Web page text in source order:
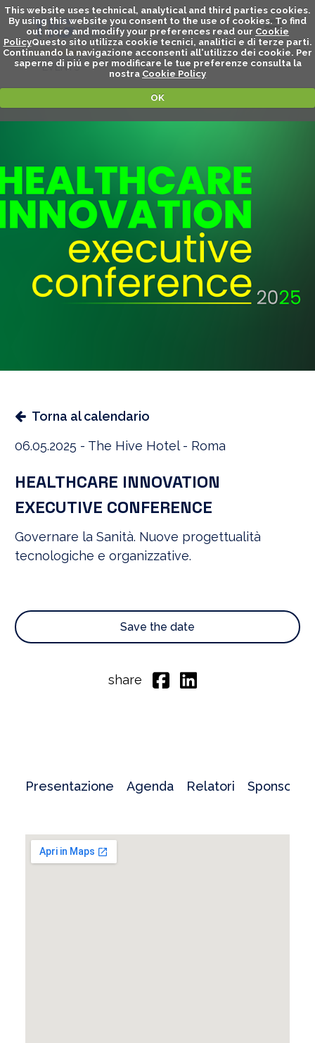
This website uses technical, analytical and third parties cookies.
By using this website you consent to the use of cookies. To find
out more and modify your preferences read our Cookie
PolicyQuesto sito utilizza cookie tecnici, analitici e di terze parti.
Continuando la navigazione acconsenti all'utilizzo dei cookie. Per
saperne di piú e per modificare le tue preferenze consulta la
nostra Cookie Policy
OK
EVENTS
Torna al calendario
06.05.2025 - The Hive Hotel - Roma
HEALTHCARE INNOVATION
EXECUTIVE CONFERENCE
Governare la Sanità​. Nuove progettualità
tecnologiche e organizzative.
Save the date
share
Presentazione Agenda Relatori Sponsor